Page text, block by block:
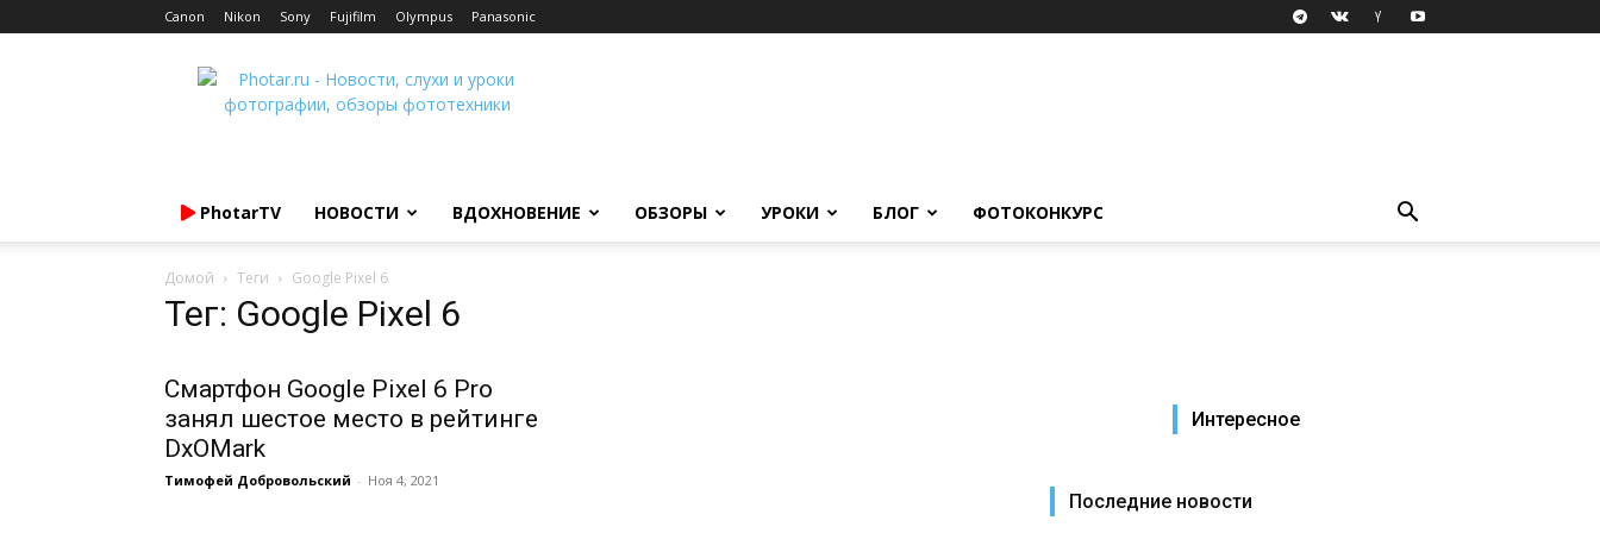
Canon Nikon Sony Fujifilm Olympus Panasonic
Photar.ru
PhotarTV НОВОСТИ ВДОХНОВЕНИЕ ОБЗОРЫ УРОКИ БЛОГ ФОТОКОНКУРС
Домой Теги Google Pixel 6
Тег: Google Pixel 6
Смартфон Google Pixel 6 Pro
занял шестое место в рейтинге
DxOMark
Тимофей Добровольский - Ноя 4, 2021
Интересное
Последние новости